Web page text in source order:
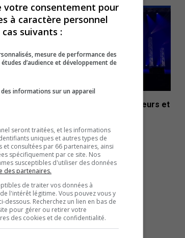
NON CLASSÉ
Jour de repêchage pour les Foreurs et
10 juin 2023
votre consentement pour
à caractère personnel
cas suivants :
mesure de performance des
d’audience et développement de
informations sur un appareil
seront traitées, et les informations
uniques et autres types de
consultées par 66 partenaires, ainsi
spécifiquement par ce site. Nos
susceptibles d'utiliser des données
des partenaires.
de traiter vos données à
l'intérêt légitime. Vous pouvez vous y
Recherchez un lien en bas de
pour gérer ou retirer votre
des cookies et de confidentialité.